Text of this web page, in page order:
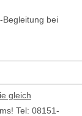
Begleitung bei
gleich
Tel: 08151-